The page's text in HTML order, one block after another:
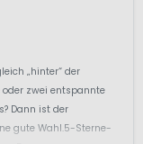
„hinter“ der
zwei entspannte
Dann ist der
gute Wahl.5-Sterne-